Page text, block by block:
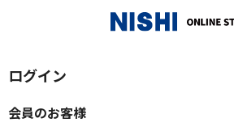
ログイン
会員のお客様